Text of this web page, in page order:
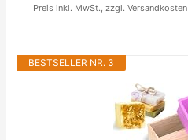
Preis inkl. MwSt., zzgl. Versandkosten
BESTSELLER NR. 3